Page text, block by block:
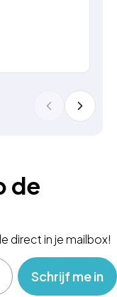
de
direct in je mailbox!
‎ ‎ ‎ Schrijf me in‎ ‎ ‎ ‎